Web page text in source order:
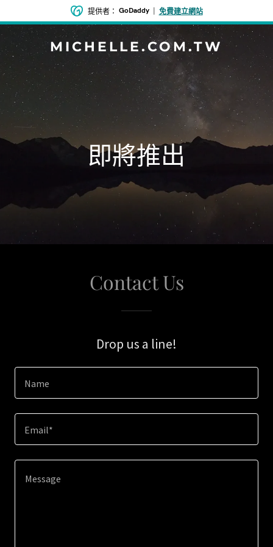
提供者： GoDaddy| 免費建立網站
MICHELLE.COM.TW
即將推出
Contact Us
Drop us a line!
Name
Email*